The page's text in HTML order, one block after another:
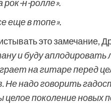
н-ролле».
еще в топе».
это замечание,
и буду
на гитаре перед
Не надо говорить
поколение новых